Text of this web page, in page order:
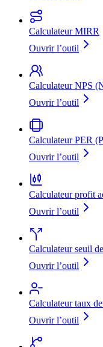
Calculateur MIRR
Ouvrir l’outil
Calculateur NPS
Ouvrir l’outil
Calculateur PER
Ouvrir l’outil
Calculateur profit
Ouvrir l’outil
Calculateur seuil
Ouvrir l’outil
Calculateur taux
Ouvrir l’outil